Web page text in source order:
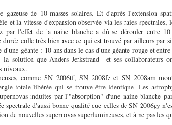
de 10 masses solaires. Et d'après l'extension
et la vitesse d'expansion observée via les raies spectrales,
par l'effet de la naine blanche a dû se dérouler entre
durée colle très bien avec ce qui est trouvé par ailleurs par
géante : 10 ans dans le cas d'une géante rouge et
la solution que Anders Jerkstrand et ses collaborateurs
niveaux.
comme SN 2006tf, SN 2008fz et SN 2008am
totale libérée qui se trouve être identique. Les
induites par l'"absorption" d'une naine blanche
spectrale d'aussi bonne qualité que celles de SN 2006gy
de nouvelles supernovas superlumineuses, et à ne pas les